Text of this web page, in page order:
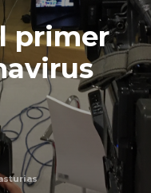
primer